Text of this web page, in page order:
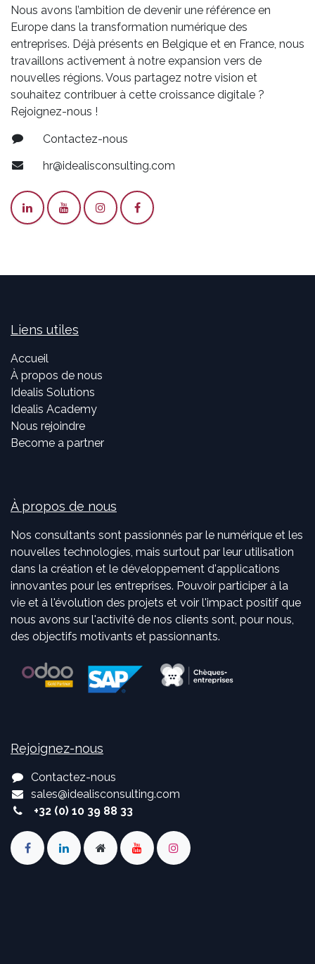
Nous avons l’ambition de devenir une référence en
Europe dans la transformation numérique des
entreprises. Déjà présents en Belgique et en France, nous
travaillons activement à notre expansion vers de
nouvelles régions. Vous partagez notre vision et
souhaitez contribuer à cette croissance digitale ?
Rejoignez-nous !
Contactez-nous
hr@idealisconsulting.com
Liens utiles
Accueil
À propos de nous
Idealis Solutions
Idealis Academy
Nous rejoindre
Become a partner
À propos de nous
Nos consultants sont passionnés par le numérique et les
nouvelles technologies, mais surtout par leur utilisation
dans la création et le développement d'applications
innovantes pour les entreprises. Pouvoir participer à la
vie et à l'évolution des projets et voir l'impact positif que
nous avons sur l'activité de nos clients sont, pour nous,
des objectifs motivants et passionnants.
Rejoignez-nous
Contactez-nous
sales@idealisconsulting.com
+32 (0) 10 39 88 33